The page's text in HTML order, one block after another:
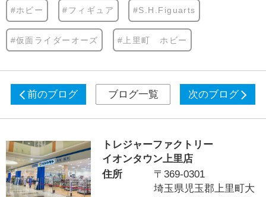
#ホビー #フィギュア #S.H.Figuarts
#仮面ライダーオーズ #上里町 ホビー
前のブログ ブログ一覧 次のブログ
トレジャーファクトリー
イオンタウン上里店
住所
〒369-0301
埼玉県児玉郡上里町大